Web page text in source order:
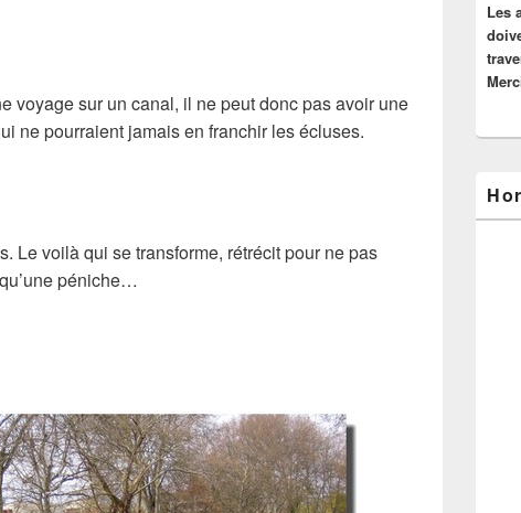
voyage sur un canal, il ne peut donc pas avoir une
ne pourraient jamais en franchir les écluses.
Le voilà qui se transforme, rétrécit pour ne pas
péniche…
Les